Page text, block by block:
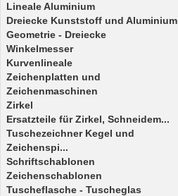
Lineale Aluminium
Dreiecke Kunststoff und Aluminium
Geometrie - Dreiecke
Winkelmesser
Kurvenlineale
Zeichenplatten und
Zeichenmaschinen
Zirkel
Ersatzteile für Zirkel, Schneidem...
Tuschezeichner Kegel und
Zeichenspi...
Schriftschablonen
Zeichenschablonen
Tuscheflasche - Tuscheglas